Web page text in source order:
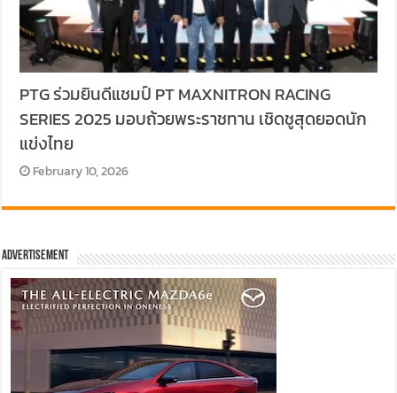
PTG ร่วมยินดีแชมป์ PT MAXNITRON RACING
SERIES 2025 มอบถ้วยพระราชทาน เชิดชูสุดยอดนัก
แข่งไทย
February 10, 2026
Advertisement